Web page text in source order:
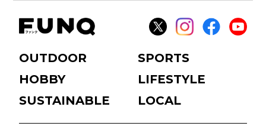
OUTDOOR
SPORTS
HOBBY
LIFESTYLE
SUSTAINABLE
LOCAL